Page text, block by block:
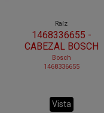
Raíz
1468336655 -
CABEZAL BOSCH
Bosch
1468336655
Vista